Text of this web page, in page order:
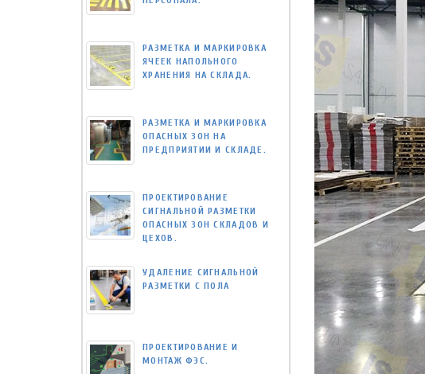
РАЗМЕТКА И МАРКИРОВКА
ЯЧЕЕК НАПОЛЬНОГО
ХРАНЕНИЯ НА СКЛАДА.
РАЗМЕТКА И МАРКИРОВКА
ОПАСНЫХ ЗОН НА
ПРЕДПРИЯТИИ И СКЛАДЕ.
ПРОЕКТИРОВАНИЕ
СИГНАЛЬНОЙ РАЗМЕТКИ
ОПАСНЫХ ЗОН СКЛАДОВ И
ЦЕХОВ.
УДАЛЕНИЕ СИГНАЛЬНОЙ
РАЗМЕТКИ С ПОЛА
ПРОЕКТИРОВАНИЕ И
МОНТАЖ ФЭС.